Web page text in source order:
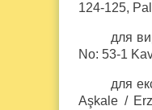
124-125,
для
No: 53-1
для
Aşkale /